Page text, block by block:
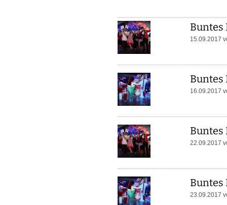
Buntes
15.09.2017
Buntes
16.09.2017
Buntes
22.09.2017
Buntes
23.09.2017